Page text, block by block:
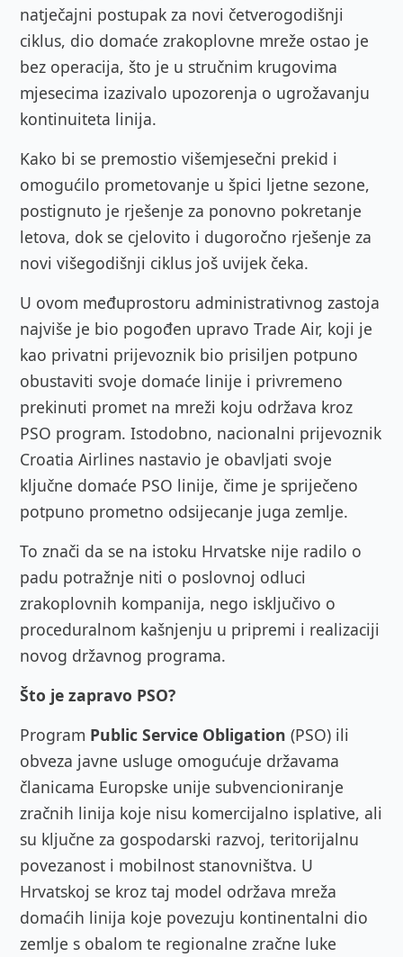
natječajni postupak za novi četverogodišnji
ciklus, dio domaće zrakoplovne mreže ostao je
bez operacija, što je u stručnim krugovima
mjesecima izazivalo upozorenja o ugrožavanju
kontinuiteta linija.
Kako bi se premostio višemjesečni prekid i
omogućilo prometovanje u špici ljetne sezone,
postignuto je rješenje za ponovno pokretanje
letova, dok se cjelovito i dugoročno rješenje za
novi višegodišnji ciklus još uvijek čeka.
U ovom međuprostoru administrativnog zastoja
najviše je bio pogođen upravo Trade Air, koji je
kao privatni prijevoznik bio prisiljen potpuno
obustaviti svoje domaće linije i privremeno
prekinuti promet na mreži koju održava kroz
PSO program. Istodobno, nacionalni prijevoznik
Croatia Airlines nastavio je obavljati svoje
ključne domaće PSO linije, čime je spriječeno
potpuno prometno odsijecanje juga zemlje.
To znači da se na istoku Hrvatske nije radilo o
padu potražnje niti o poslovnoj odluci
zrakoplovnih kompanija, nego isključivo o
proceduralnom kašnjenju u pripremi i realizaciji
novog državnog programa.
Što je zapravo PSO?
Program Public Service Obligation (PSO) ili
obveza javne usluge omogućuje državama
članicama Europske unije subvencioniranje
zračnih linija koje nisu komercijalno isplative, ali
su ključne za gospodarski razvoj, teritorijalnu
povezanost i mobilnost stanovništva. U
Hrvatskoj se kroz taj model održava mreža
domaćih linija koje povezuju kontinentalni dio
zemlje s obalom te regionalne zračne luke